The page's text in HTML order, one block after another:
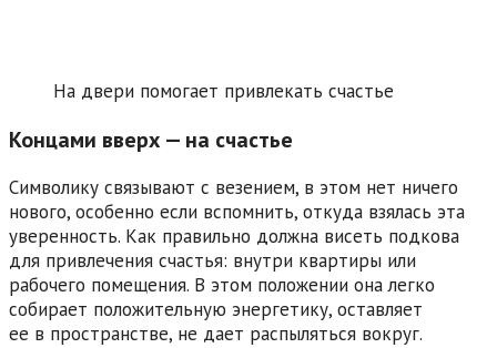
На двери помогает привлекать счастье
Концами вверх — на счастье
Символику связывают с везением, в этом нет ничего
нового, особенно если вспомнить, откуда взялась эта
уверенность. Как правильно должна висеть подкова
для привлечения счастья: внутри квартиры или
рабочего помещения. В этом положении она легко
собирает положительную энергетику, оставляет
ее в пространстве, не дает распыляться вокруг.